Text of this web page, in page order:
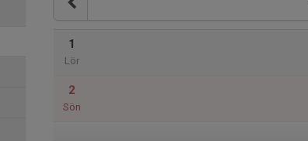
1
Lör
2
Sön